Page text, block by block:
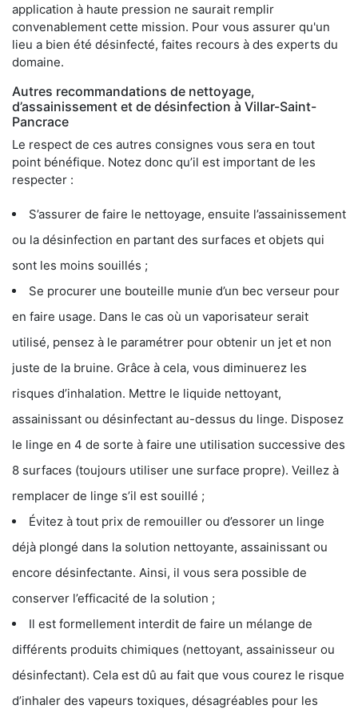
application à haute pression ne saurait remplir
convenablement cette mission. Pour vous assurer qu'un
lieu a bien été désinfecté, faites recours à des experts du
domaine.
Autres recommandations de nettoyage,
d’assainissement et de désinfection à Villar-Saint-
Pancrace
Le respect de ces autres consignes vous sera en tout
point bénéfique. Notez donc qu’il est important de les
respecter :
S’assurer de faire le nettoyage, ensuite l’assainissement
ou la désinfection en partant des surfaces et objets qui
sont les moins souillés ;
Se procurer une bouteille munie d’un bec verseur pour
en faire usage. Dans le cas où un vaporisateur serait
utilisé, pensez à le paramétrer pour obtenir un jet et non
juste de la bruine. Grâce à cela, vous diminuerez les
risques d’inhalation. Mettre le liquide nettoyant,
assainissant ou désinfectant au-dessus du linge. Disposez
le linge en 4 de sorte à faire une utilisation successive des
8 surfaces (toujours utiliser une surface propre). Veillez à
remplacer de linge s’il est souillé ;
Évitez à tout prix de remouiller ou d’essorer un linge
déjà plongé dans la solution nettoyante, assainissant ou
encore désinfectante. Ainsi, il vous sera possible de
conserver l’efficacité de la solution ;
Il est formellement interdit de faire un mélange de
différents produits chimiques (nettoyant, assainisseur ou
désinfectant). Cela est dû au fait que vous courez le risque
d’inhaler des vapeurs toxiques, désagréables pour les